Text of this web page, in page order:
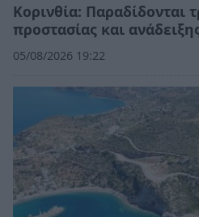
Κορινθία: Παραδίδονται
προστασίας και
05/08/2026 19:22